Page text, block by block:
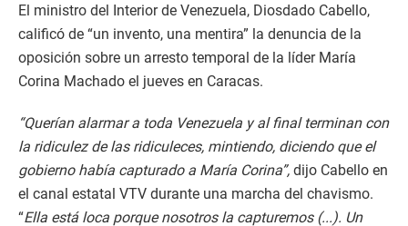
El ministro del Interior de Venezuela, Diosdado Cabello,
calificó de “un invento, una mentira” la denuncia de la
oposición sobre un arresto temporal de la líder María
Corina Machado el jueves en Caracas.
“Querían alarmar a toda Venezuela y al final terminan con
la ridiculez de las ridiculeces, mintiendo, diciendo que el
gobierno había capturado a María Corina”, dijo Cabello en
el canal estatal VTV durante una marcha del chavismo.
“Ella está loca porque nosotros la capturemos (...). Un